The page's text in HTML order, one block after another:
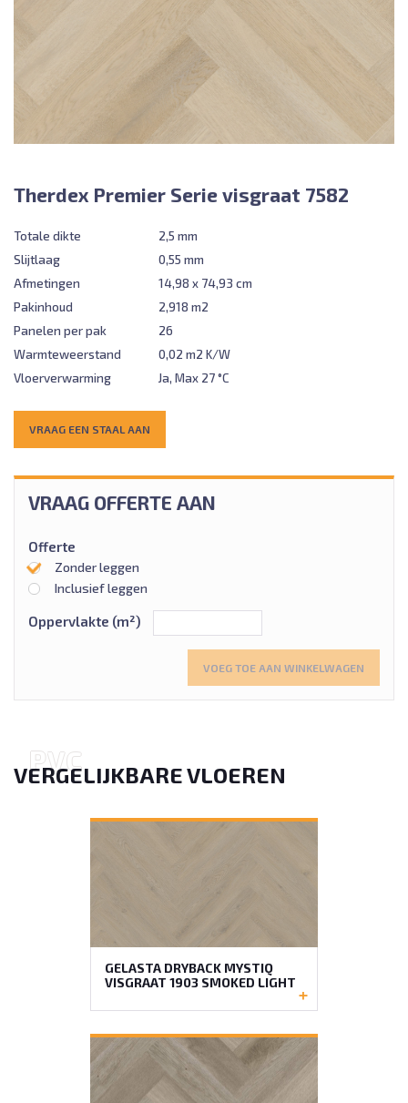
Therdex Premier Serie visgraat 7582
Totale dikte
2,5 mm
Slijtlaag
0,55 mm
Afmetingen
14,98 x 74,93 cm
Pakinhoud
2,918 m2
Panelen per pak
26
Warmteweerstand
0,02 m2 K/W
Vloerverwarming
Ja, Max 27 °C
VRAAG EEN STAAL AAN
VRAAG OFFERTE AAN
Offerte
Zonder leggen
Inclusief leggen
Oppervlakte (m²)
VOEG TOE AAN WINKELWAGEN
PVC
VERGELIJKBARE VLOEREN
GELASTA DRYBACK MYSTIQ
VISGRAAT 1903 SMOKED LIGHT